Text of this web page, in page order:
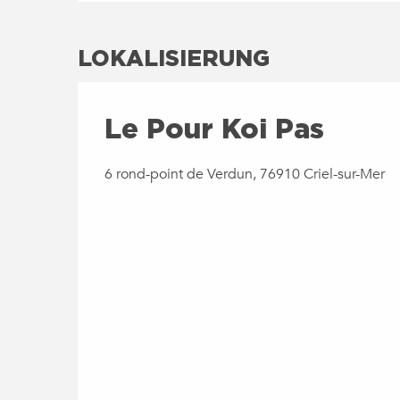
LOKALISIERUNG
Le Pour Koi Pas
6 rond-point de Verdun, 76910 Criel-sur-Mer